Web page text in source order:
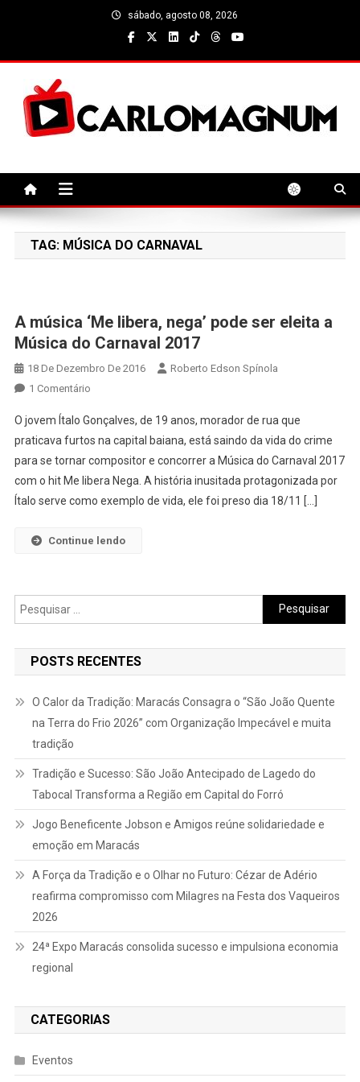
sábado, agosto 08, 2026
TAG: MÚSICA DO CARNAVAL
A música ‘Me libera, nega’ pode ser eleita a
Música do Carnaval 2017
18 De Dezembro De 2016
Roberto Edson Spínola
1 ComentárioEm
Música
‘Me
Libera,
Nega’
Pode
Eleita
O jovem Ítalo Gonçalves, de 19 anos, morador de rua que
praticava furtos na capital baiana, está saindo da vida do crime
para se tornar compositor e concorrer a Música do Carnaval 2017
com o hit Me libera Nega. A história inusitada protagonizada por
Ítalo serve como exemplo de vida, ele foi preso dia 18/11 […]
Continue lendo
Pesquisar
por:
POSTS RECENTES
O Calor da Tradição: Maracás Consagra o “São João Quente
na Terra do Frio 2026” com Organização Impecável e muita
tradição
Tradição e Sucesso: São João Antecipado de Lagedo do
Tabocal Transforma a Região em Capital do Forró
Jogo Beneficente Jobson e Amigos reúne solidariedade e
emoção em Maracás
A Força da Tradição e o Olhar no Futuro: Cézar de Adério
reafirma compromisso com Milagres na Festa dos Vaqueiros
2026
24ª Expo Maracás consolida sucesso e impulsiona economia
regional
CATEGORIAS
Eventos